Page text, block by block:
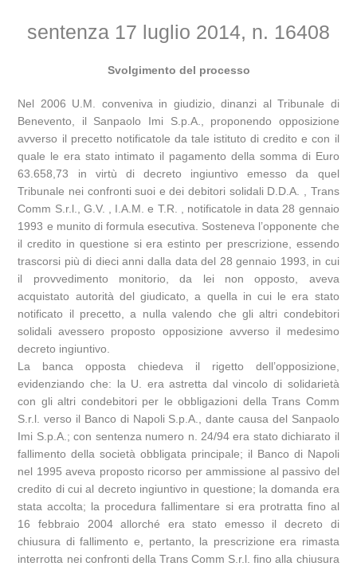
sentenza 17 luglio 2014, n. 16408
Svolgimento del processo
Nel 2006 U.M. conveniva in giudizio, dinanzi al Tribunale di
Benevento, il Sanpaolo Imi S.p.A., proponendo opposizione
avverso il precetto notificatole da tale istituto di credito e con il
quale le era stato intimato il pagamento della somma di Euro
63.658,73 in virtù di decreto ingiuntivo emesso da quel
Tribunale nei confronti suoi e dei debitori solidali D.D.A. , Trans
Comm S.r.l., G.V. , I.A.M. e T.R. , notificatole in data 28 gennaio
1993 e munito di formula esecutiva. Sosteneva l’opponente che
il credito in questione si era estinto per prescrizione, essendo
trascorsi più di dieci anni dalla data del 28 gennaio 1993, in cui
il provvedimento monitorio, da lei non opposto, aveva
acquistato autorità del giudicato, a quella in cui le era stato
notificato il precetto, a nulla valendo che gli altri condebitori
solidali avessero proposto opposizione avverso il medesimo
decreto ingiuntivo.
La banca opposta chiedeva il rigetto dell’opposizione,
evidenziando che: la U. era astretta dal vincolo di solidarietà
con gli altri condebitori per le obbligazioni della Trans Comm
S.r.l. verso il Banco di Napoli S.p.A., dante causa del Sanpaolo
Imi S.p.A.; con sentenza numero n. 24/94 era stato dichiarato il
fallimento della società obbligata principale; il Banco di Napoli
nel 1995 aveva proposto ricorso per ammissione al passivo del
credito di cui al decreto ingiuntivo in questione; la domanda era
stata accolta; la procedura fallimentare si era protratta fino al
16 febbraio 2004 allorché era stato emesso il decreto di
chiusura di fallimento e, pertanto, la prescrizione era rimasta
interrotta nei confronti della Trans Comm S.r.l. fino alla chiusura